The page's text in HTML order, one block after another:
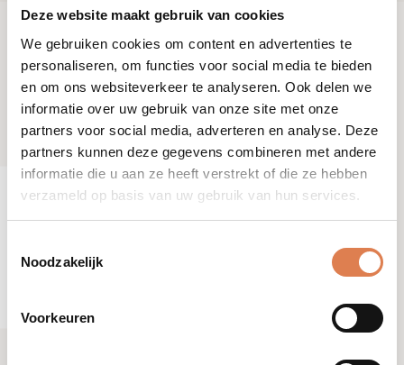
Deze website maakt gebruik van cookies
We gebruiken cookies om content en advertenties te
personaliseren, om functies voor social media te bieden
en om ons websiteverkeer te analyseren. Ook delen we
informatie over uw gebruik van onze site met onze
partners voor social media, adverteren en analyse. Deze
partners kunnen deze gegevens combineren met andere
informatie die u aan ze heeft verstrekt of die ze hebben
verzameld op basis van uw gebruik van hun services.
Noodzakelijk
Voorkeuren